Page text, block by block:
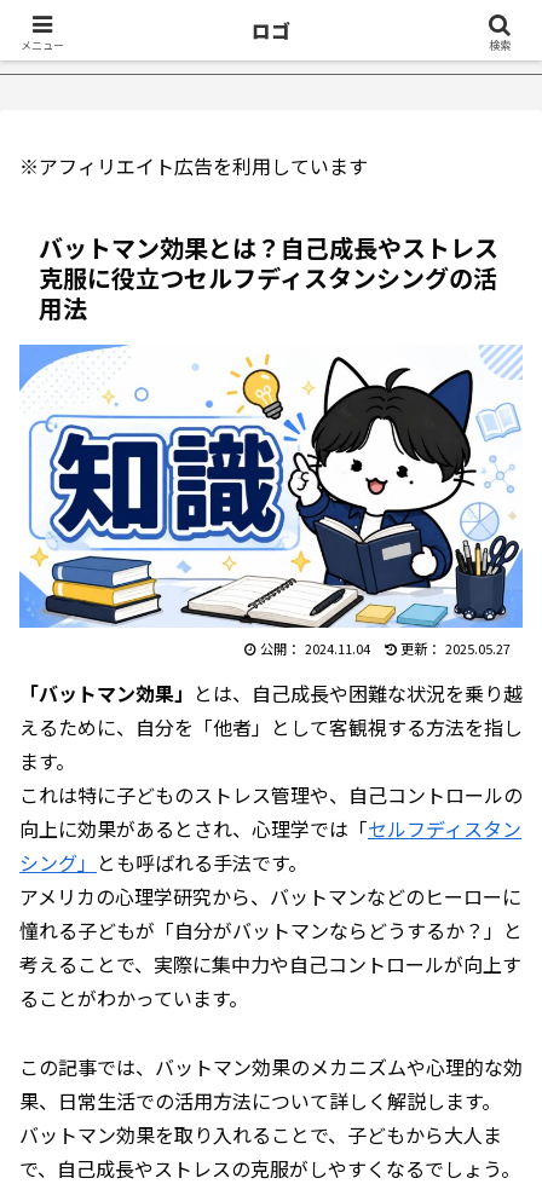
ったきっかけ５選｜不眠症体験談 【18万再生】YouTube
※アフィリエイト広告を利用しています
バットマン効果とは？自己成長やストレス
克服に役立つセルフディスタンシングの活
用法
2024.11.04 2025.05.27
「バットマン効果」 とは、自己成長や困難な状況を乗り越
えるために、自分を「他者」として客観視する方法を指し
ます。
これは特に子どものストレス管理や、自己コントロールの
向上に効果があるとされ、心理学では「セルフディスタン
シング」 とも呼ばれる手法です。
アメリカの心理学研究から、バットマンなどのヒーローに
憧れる子どもが「自分がバットマンならどうするか？」と
考えることで、実際に集中力や自己コントロールが向上す
ることがわかっています。
この記事では、バットマン効果のメカニズムや心理的な効
果、日常生活での活用方法について詳しく解説します。
バットマン効果を取り入れることで、子どもから大人ま
で、自己成長やストレスの克服がしやすくなるでしょう。
メニュー
ロゴ
検索